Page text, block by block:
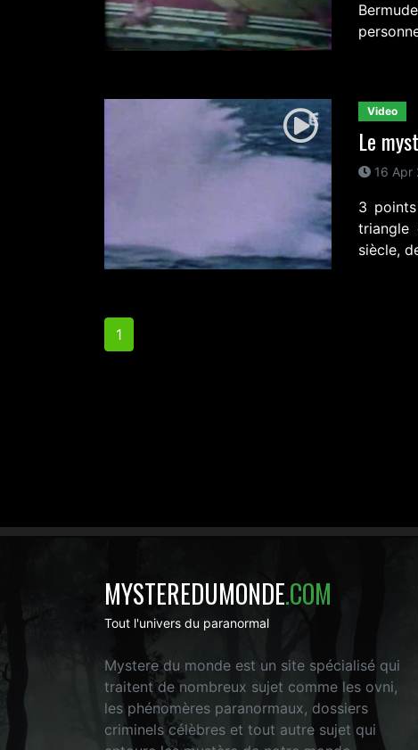
Video
Le
16 Apr
3
triangle
siècle,
1
MYSTEREDUMONDE.COM
Tout l'univers du paranormal
Mystere du monde est un site spécialisé qui
traitent de nombreux sujet comme les ovni,
les phénomères paranormaux, dossiers
criminels célèbres et tout autre sujet qui